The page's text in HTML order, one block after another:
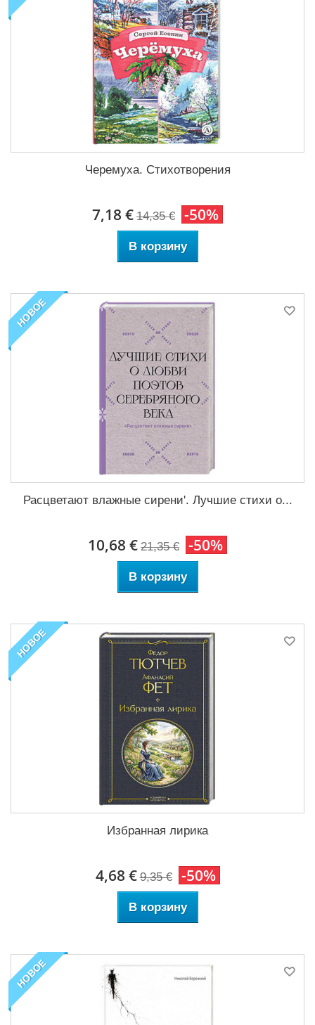
Черемуха. Стихотворения
7,18 € 14,35 € -50%
В корзину
НОВОЕ
Расцветают влажные сирени'. Лучшие стихи о...
10,68 € 21,35 € -50%
В корзину
НОВОЕ
Избранная лирика
4,68 € 9,35 € -50%
В корзину
НОВОЕ